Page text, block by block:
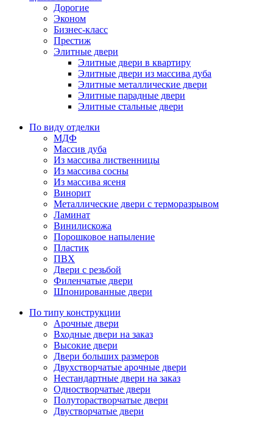
Дорогие
Эконом
Бизнес-класс
Престиж
Элитные двери
Элитные двери в квартиру
Элитные двери из массива дуба
Элитные металлические двери
Элитные парадные двери
Элитные стальные двери
По виду отделки
МДФ
Массив дуба
Из массива лиственницы
Из массива сосны
Из массива ясеня
Винорит
Металлические двери с терморазрывом
Ламинат
Винилискожа
Порошковое напыление
Пластик
ПВХ
Двери с резьбой
Филенчатые двери
Шпонированные двери
По типу конструкции
Арочные двери
Входные двери на заказ
Высокие двери
Двери больших размеров
Двухстворчатые арочные двери
Нестандартные двери на заказ
Одностворчатые двери
Полуторастворчатые двери
Двустворчатые двери